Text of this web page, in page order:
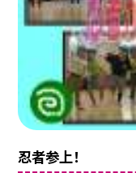
忍者参上！